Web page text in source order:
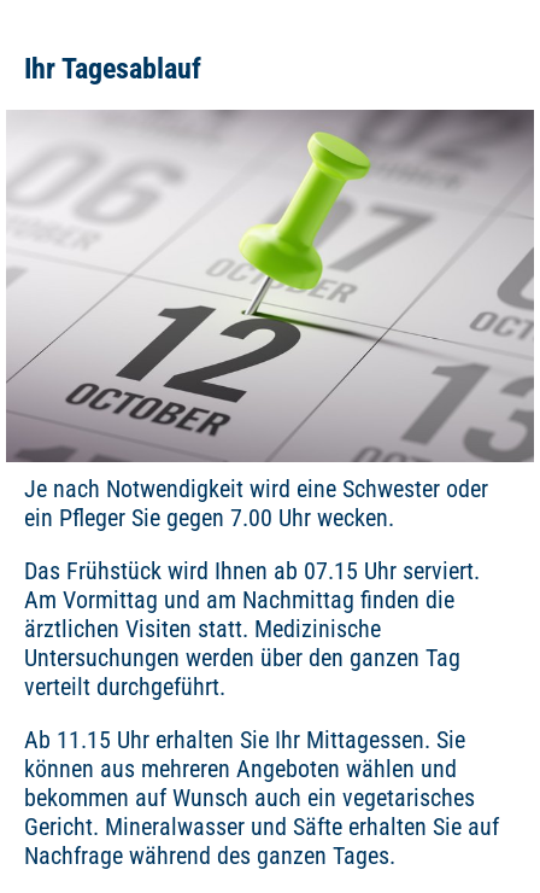
Ihr Tagesablauf
Je nach Notwendigkeit wird eine Schwester oder
ein Pfleger Sie gegen 7.00 Uhr wecken.
Das Frühstück wird Ihnen ab 07.15 Uhr serviert.
Am Vormittag und am Nachmittag finden die
ärztlichen Visiten statt. Medizinische
Untersuchungen werden über den ganzen Tag
verteilt durchgeführt.
Ab 11.15 Uhr erhalten Sie Ihr Mittagessen. Sie
können aus mehreren Angeboten wählen und
bekommen auf Wunsch auch ein vegetarisches
Gericht. Mineralwasser und Säfte erhalten Sie auf
Nachfrage während des ganzen Tages.